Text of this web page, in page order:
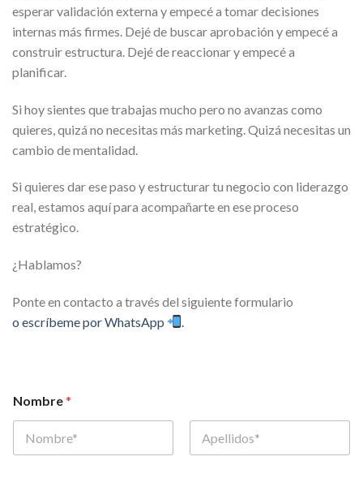
esperar validación externa y empecé a tomar decisiones
internas más firmes. Dejé de buscar aprobación y empecé a
construir estructura. Dejé de reaccionar y empecé a
planificar.
Si hoy sientes que trabajas mucho pero no avanzas como
quieres, quizá no necesitas más marketing. Quizá necesitas un
cambio de mentalidad.
Si quieres dar ese paso y estructurar tu negocio con liderazgo
real, estamos aquí para acompañarte en ese proceso
estratégico.
¿Hablamos?
Ponte en contacto a través del siguiente formulario
o escríbeme por WhatsApp
.
Nombre*